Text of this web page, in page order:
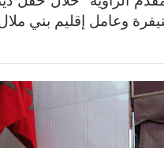
وعامل إقليم بني